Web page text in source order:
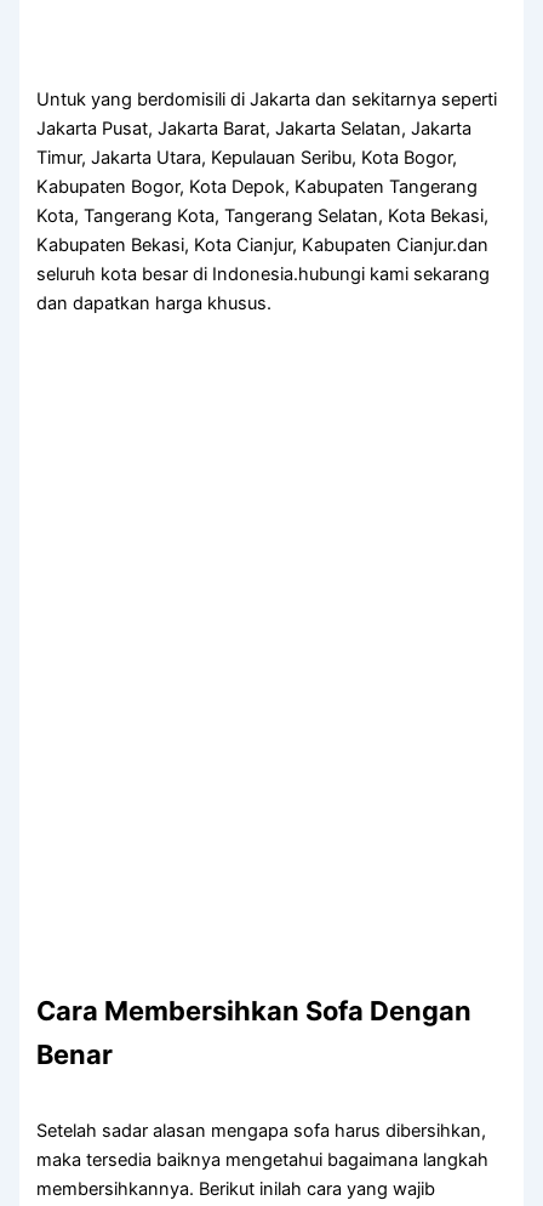
Untuk yang berdomisili di Jakarta dan sekitarnya seperti
Jakarta Pusat, Jakarta Barat, Jakarta Selatan, Jakarta
Timur, Jakarta Utara, Kepulauan Seribu, Kota Bogor,
Kabupaten Bogor, Kota Depok, Kabupaten Tangerang
Kota, Tangerang Kota, Tangerang Selatan, Kota Bekasi,
Kabupaten Bekasi, Kota Cianjur, Kabupaten Cianjur.dan
seluruh kota besar di Indonesia.hubungi kami sekarang
dan dapatkan harga khusus.
Cara Membersihkan Sofa Dengan
Benar
Setelah sadar alasan mengapa sofa harus dibersihkan,
maka tersedia baiknya mengetahui bagaimana langkah
membersihkannya. Berikut inilah cara yang wajib